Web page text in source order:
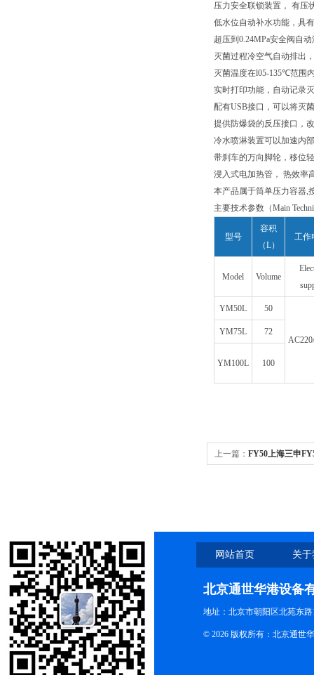
压力安全联锁装置， 有压
低水位自动补水功能，具
超压到0.24MPa安全阀自
灭菌过程冷空气自动排出
灭菌温度在l05-135℃范围
实时打印功能，自动记录
配有USB接口，可以将灭
提供防爆袋的反压接口，
冷水喷淋装置可以加速内
带刹车的万向脚轮，移位
浸入式电加热管， 热效率
本产品属于筒单压力容器,
主要技术参数（Main
型号
容积
（L）
工作
Model Volume
YM50L 50
YM75L 72
YM100L 100
上一篇： FY50上海三申
网站首页 关
北京通世华港设备
地址：北京市朝阳区北苑东路
© 2026 版权所有：北京通世